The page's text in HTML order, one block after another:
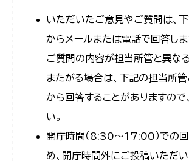
いただいたご意見やご質問は、
からメールまたは電話で回答しま
ご質問の内容が担当所管と異な
またがる場合は、下記の担当所
から回答することがありますので
い。
開庁時間（8:30〜17:00）での
め、開庁時間外にご投稿いただい